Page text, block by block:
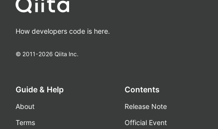
How developers code is here.
© 2011-2026 Qiita Inc.
Guide & Help
About
Terms
Contents
Release Note
Official Event